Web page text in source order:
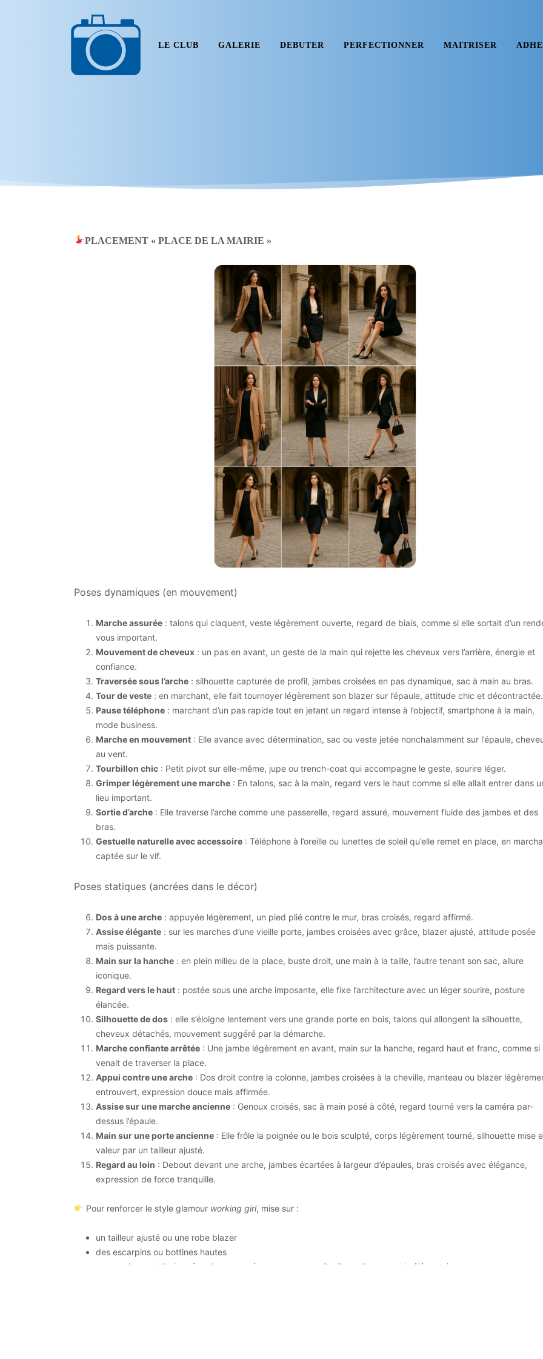
LE CLUB GALERIE DEBUTER PERFECTIONNER MAITRISER
PLACEMENT « PLACE DE LA MAIRIE »
Poses dynamiques (en mouvement)
Marche assurée : talons qui claquent, veste légèrement ouverte, regard de biais, comme si elle sortait d’un
vous important.
Mouvement de cheveux : un pas en avant, un geste de la main qui rejette les cheveux vers l’arrière, énergie et
confiance.
Traversée sous l’arche : silhouette capturée de profil, jambes croisées en pas dynamique, sac à main au bras.
Tour de veste : en marchant, elle fait tournoyer légèrement son blazer sur l’épaule, attitude chic et décontractée.
Pause téléphone : marchant d’un pas rapide tout en jetant un regard intense à l’objectif, smartphone à la main,
mode business.
Marche en mouvement : Elle avance avec détermination, sac ou veste jetée nonchalamment sur l’épaule,
au vent.
Tourbillon chic : Petit pivot sur elle-même, jupe ou trench-coat qui accompagne le geste, sourire léger.
Grimper légèrement une marche : En talons, sac à la main, regard vers le haut comme si elle allait entrer dans
lieu important.
Sortie d’arche : Elle traverse l’arche comme une passerelle, regard assuré, mouvement fluide des jambes et des
bras.
Gestuelle naturelle avec accessoire : Téléphone à l’oreille ou lunettes de soleil qu’elle remet en place, en
captée sur le vif.
Poses statiques (ancrées dans le décor)
Dos à une arche : appuyée légèrement, un pied plié contre le mur, bras croisés, regard affirmé.
Assise élégante : sur les marches d’une vieille porte, jambes croisées avec grâce, blazer ajusté, attitude posée
mais puissante.
Main sur la hanche : en plein milieu de la place, buste droit, une main à la taille, l’autre tenant son sac, allure
iconique.
Regard vers le haut : postée sous une arche imposante, elle fixe l’architecture avec un léger sourire, posture
élancée.
Silhouette de dos : elle s’éloigne lentement vers une grande porte en bois, talons qui allongent la silhouette,
cheveux détachés, mouvement suggéré par la démarche.
Marche confiante arrêtée : Une jambe légèrement en avant, main sur la hanche, regard haut et franc, comme si
venait de traverser la place.
Appui contre une arche : Dos droit contre la colonne, jambes croisées à la cheville, manteau ou blazer
entrouvert, expression douce mais affirmée.
Assise sur une marche ancienne : Genoux croisés, sac à main posé à côté, regard tourné vers la caméra par-
dessus l’épaule.
Main sur une porte ancienne : Elle frôle la poignée ou le bois sculpté, corps légèrement tourné, silhouette mise
valeur par un tailleur ajusté.
Regard au loin : Debout devant une arche, jambes écartées à largeur d’épaules, bras croisés avec élégance,
expression de force tranquille.
Pour renforcer le style glamour working girl, mise sur :
un tailleur ajusté ou une robe blazer
des escarpins ou bottines hautes
accessoires subtils (sac à main structuré, lunettes de soleil, bijoux discrets mais élégants)